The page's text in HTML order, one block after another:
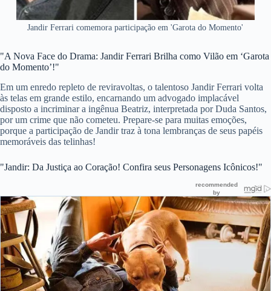
Jandir Ferrari comemora participação em 'Garota do Momento'
"A Nova Face do Drama: Jandir Ferrari Brilha como Vilão em ‘Garota
do Momento’!"
Em um enredo repleto de reviravoltas, o talentoso Jandir Ferrari volta
às telas em grande estilo, encarnando um advogado implacável
disposto a incriminar a ingênua Beatriz, interpretada por Duda Santos,
por um crime que não cometeu. Prepare-se para muitas emoções,
porque a participação de Jandir traz à tona lembranças de seus papéis
memoráveis das telinhas!
"Jandir: Da Justiça ao Coração! Confira seus Personagens Icônicos!"